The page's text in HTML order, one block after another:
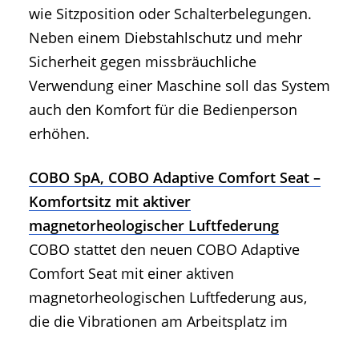
wie Sitzposition oder Schalterbelegungen.
Neben einem Diebstahlschutz und mehr
Sicherheit gegen missbräuchliche
Verwendung einer Maschine soll das System
auch den Komfort für die Bedienperson
erhöhen.
COBO SpA, COBO Adaptive Comfort Seat –
Komfortsitz mit aktiver
magnetorheologischer Luftfederung
COBO stattet den neuen COBO Adaptive
Comfort Seat mit einer aktiven
magnetorheologischen Luftfederung aus,
die die Vibrationen am Arbeitsplatz im